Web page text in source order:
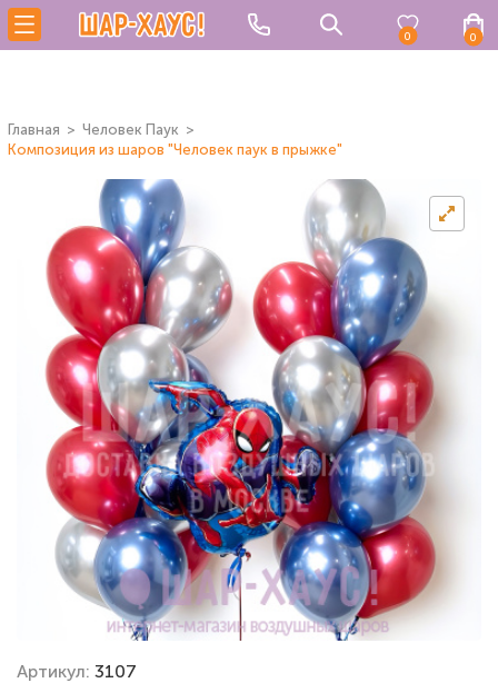
0 0
Главная
Человек Паук
Композиция из шаров "Человек паук в прыжке"
Артикул: 3107